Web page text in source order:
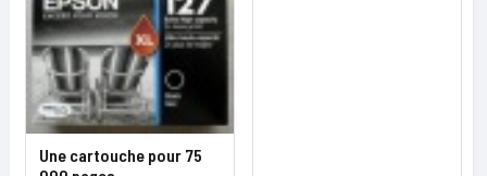
Une cartouche pour 75